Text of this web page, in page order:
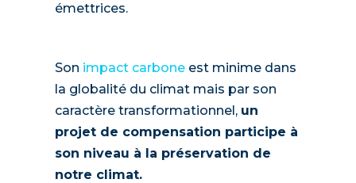
émettrices.
Son impact carboneest minime dans
la globalité du climat mais par son
caractère transformationnel, un
projet de compensation participe à
son niveau à la préservation de
notre climat.